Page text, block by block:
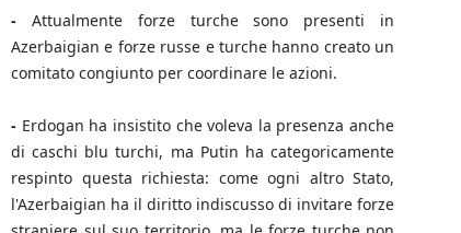
- Attualmente forze turche sono presenti in
Azerbaigian e forze russe e turche hanno creato un
comitato congiunto per coordinare le azioni.
- Erdogan ha insistito che voleva la presenza anche
di caschi blu turchi, ma Putin ha categoricamente
respinto questa richiesta: come ogni altro Stato,
l'Azerbaigian ha il diritto indiscusso di invitare forze